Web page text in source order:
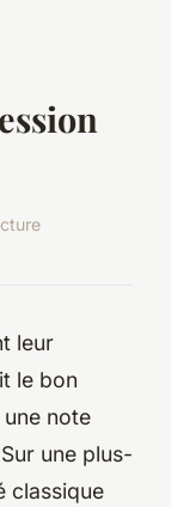
leur
le bon
note
une plus-
classique